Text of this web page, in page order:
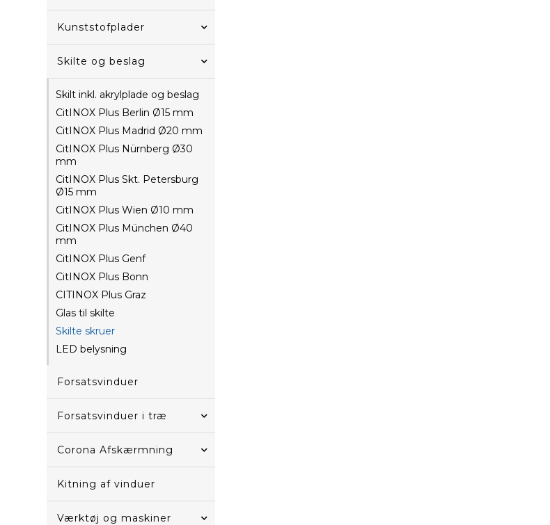
Kunststofplader
Skilte og beslag
Skilt inkl. akrylplade og beslag
CitINOX Plus Berlin Ø15 mm
CitINOX Plus Madrid Ø20 mm
CitINOX Plus Nürnberg Ø30
mm
CitINOX Plus Skt. Petersburg
Ø15 mm
CitINOX Plus Wien Ø10 mm
CitINOX Plus München Ø40
mm
CitINOX Plus Genf
CitINOX Plus Bonn
CITINOX Plus Graz
Glas til skilte
Skilte skruer
LED belysning
Forsatsvinduer
Forsatsvinduer i træ
Corona Afskærmning
Kitning af vinduer
Værktøj og maskiner